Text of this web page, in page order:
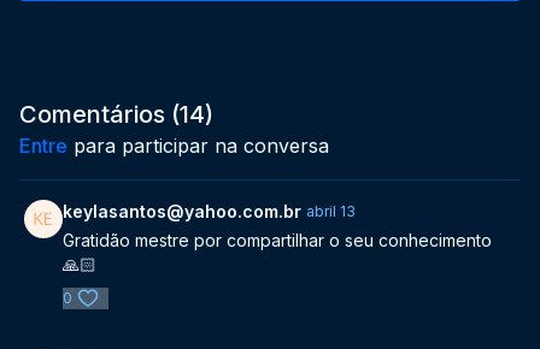
Comentários (14)
Entre para participar na conversa
keylasantos@yahoo.com.br abril 13
Gratidão mestre por compartilhar o seu conhecimento
🙏🏻
0